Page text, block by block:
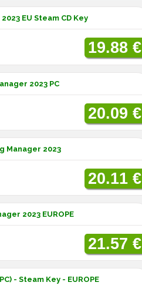
EU Steam CD Key
19.88 €
2023 PC
20.09 €
Manager 2023
20.11 €
2023 EUROPE
21.57 €
- Steam Key - EUROPE